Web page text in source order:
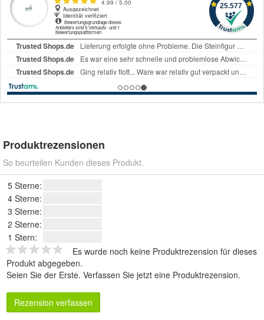
Produktrezensionen
So beurteilen Kunden dieses Produkt.
5 Sterne:
4 Sterne:
3 Sterne:
2 Sterne:
1 Stern:
Es wurde noch keine Produktrezension für dieses
Produkt abgegeben.
Seien Sie der Erste. Verfassen Sie jetzt eine Produktrezension.
Rezension verfassen